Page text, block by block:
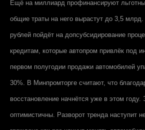
Ещё на миллиард профинансируют
общие траты на него вырастут до 3,5
рублей пойдёт на допсубсидирование
кредитам, которые автопром привлёк под
первом полугодии продажи автомобилей
30%. В Минпромторге считают, что
восстановление начнётся уже в этом году.
оптимистичны. Разворот тренда наступит